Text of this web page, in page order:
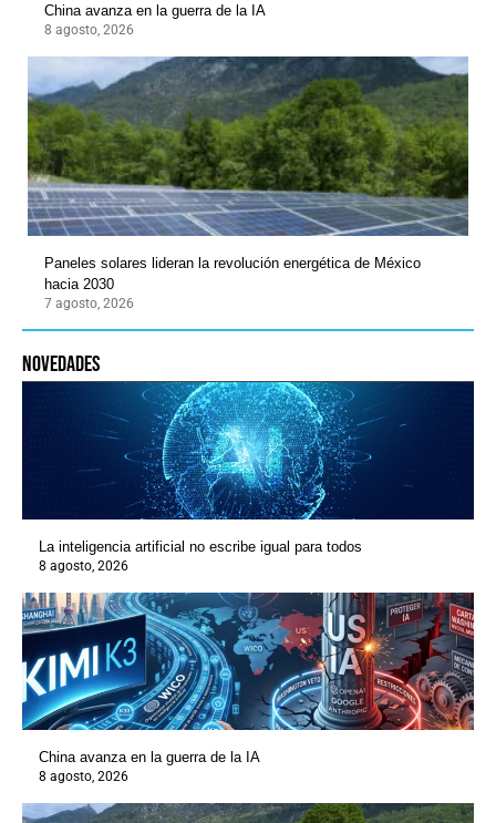
China avanza en la guerra de la IA
8 agosto, 2026
Paneles solares lideran la revolución energética de México
hacia 2030
7 agosto, 2026
novedades
La inteligencia artificial no escribe igual para todos
8 agosto, 2026
China avanza en la guerra de la IA
8 agosto, 2026